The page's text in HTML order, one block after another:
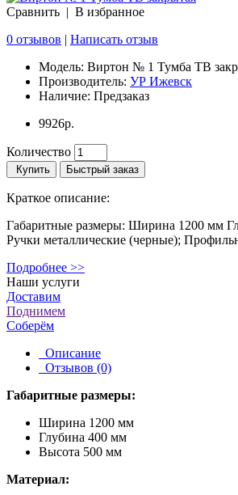
Сравнить | В избранное
0 отзывов | Написать отзыв
Модель: Виртон № 1 Тумба ТВ
Производитель: УР Ижевск
Наличие: Предзаказ
9926р.
Количество
Купить Быстрый заказ
Краткое описание:
Габаритные размеры: Ширина 1200 мм
Ручки металлические (черные);
Подробнее >>
Наши услуги
Доставим
Поднимем
Соберём
Описание
Отзывов (0)
Габаритные размеры:
Ширина 1200 мм
Глубина 400 мм
Высота 500 мм
Материал: